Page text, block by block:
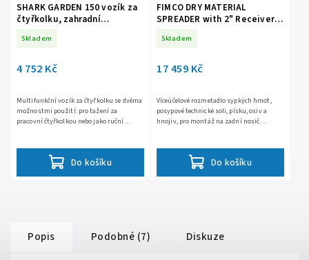
SHARK GARDEN 150 vozík za
čtyřkolku, zahradní
tažné, černý
Skladem
4 752 Kč
Do košíku
Multifunkční vozík za čtyřkolku se dvěma
možnostmi použití: pro tažení za
pracovní čtyřkolkou nebo jako ruční
FIMCO DRY MATERIAL
SPREADER with 2" Receiver
Skladem
17 459 Kč
Do košíku
Víceúčelové rozmetadlo sypkých hmot,
posypové technické soli, písku, osiv a
hnojiv, pro montáž na zadní nosič
Popis Podobné (7) Diskuze